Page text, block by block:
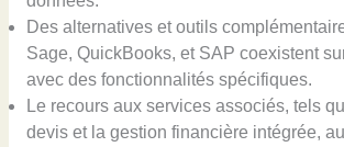
Des alternatives et outils
Sage, QuickBooks, et SAP coexistent
avec des fonctionnalités spécifiques.
Le recours aux services associés, tels
devis et la gestion financière intégrée,